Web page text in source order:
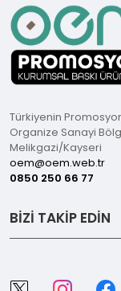
Türkiyenin
Organize Sanayi
Melikgazi/Kayseri
oem@oem.web.tr
0850 250 66 77
BİZİ TAKİP EDİN